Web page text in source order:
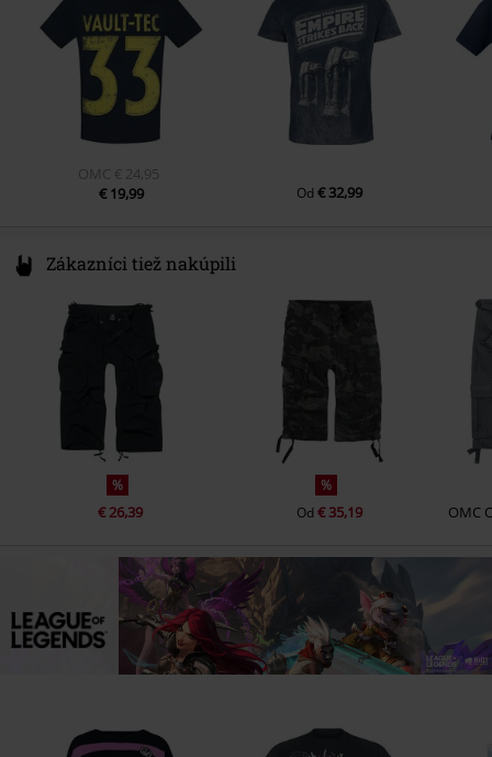
Dĺžka rukávu
Krátky rukáv
Farba
modrá
https://www.outer-vision.com/es/
OMC € 24,95
€ 19,99
Od€ 32,99
Zákazníci tiež nakúpili
%
€ 26,39
%
Od € 35,19 OMC